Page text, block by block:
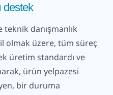
destek
teknik danışmanlık
olmak üzere, tüm süreç
üretim standardı ve
ürün yelpazesi
bir duruma